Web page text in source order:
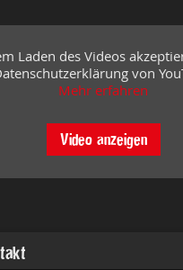
Laden des Videos
von
Mehr erfahren
Video anzeigen